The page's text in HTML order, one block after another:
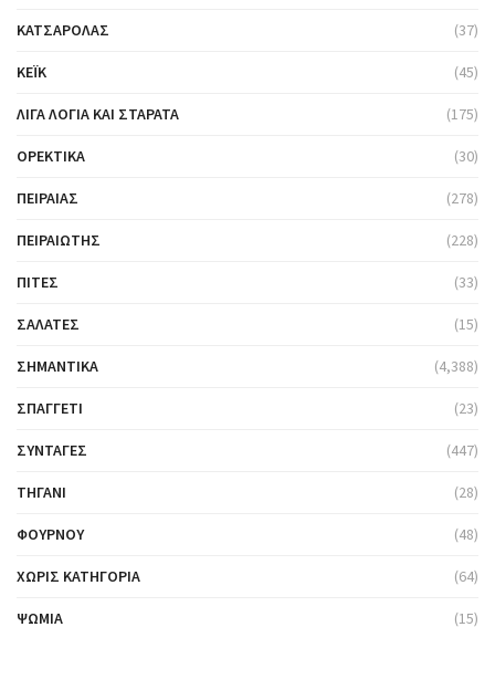
ΚΑΤΣΑΡΌΛΑΣ (37)
ΚΈΙΚ (45)
ΛΊΓΑ ΛΌΓΙΑ ΚΑΙ ΣΤΑΡΆΤΑ (175)
ΟΡΕΚΤΙΚΆ (30)
ΠΕΙΡΑΙΆΣ (278)
ΠΕΙΡΑΙΏΤΗΣ (228)
ΠΊΤΕΣ (33)
ΣΑΛΆΤΕΣ (15)
ΣΗΜΑΝΤΙΚΆ (4,388)
ΣΠΑΓΓΈΤΙ (23)
ΣΥΝΤΑΓΈΣ (447)
ΤΗΓΆΝΙ (28)
ΦΟΎΡΝΟΥ (48)
ΧΩΡΊΣ ΚΑΤΗΓΟΡΊΑ (64)
ΨΩΜΙΆ (15)